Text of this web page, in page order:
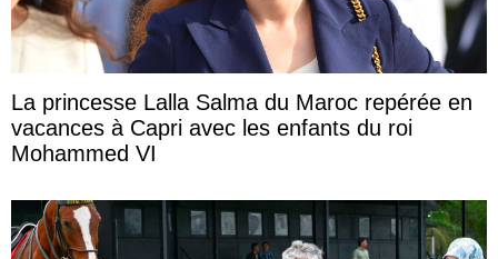
La princesse Lalla Salma du Maroc repérée en
vacances à Capri avec les enfants du roi
Mohammed VI